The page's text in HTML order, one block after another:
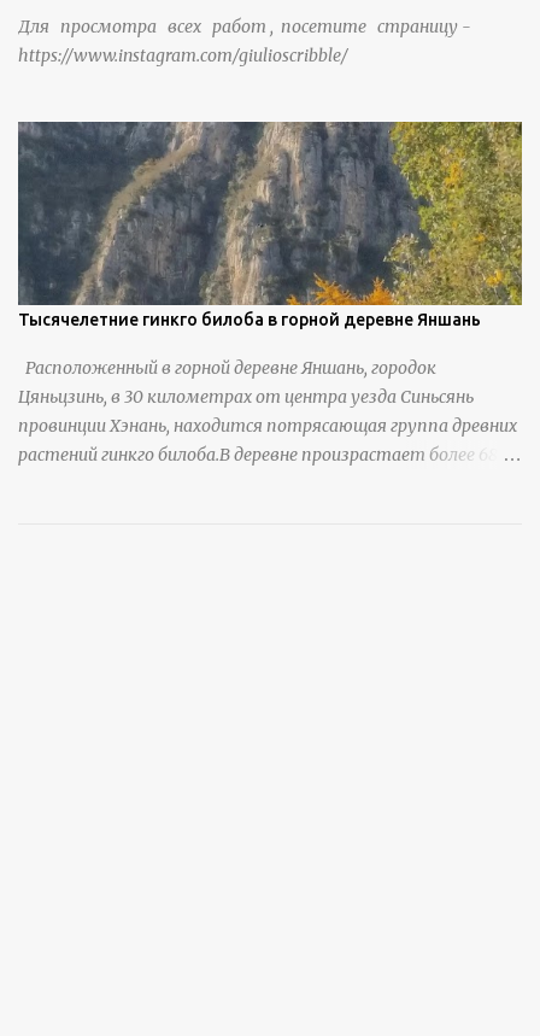
Для просмотра всех работ , посетите страницу -
https://www.instagram.com/giulioscribble/
Тысячелетние гинкго билоба в горной деревне Яншань
Расположенный в горной деревне Яншань, городок
Цяньцзинь, в 30 километрах от центра уезда Синьсянь
провинции Хэнань, находится потрясающая группа древних
растений гинкго билоба.В деревне произрастает более 6800